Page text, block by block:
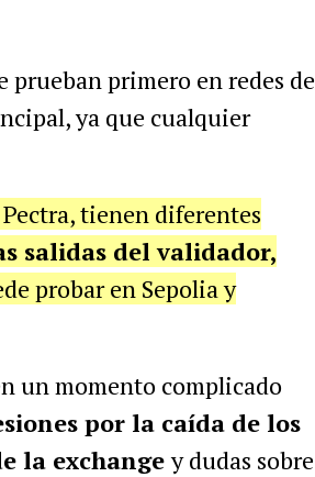
prueban primero en redes de
ya que cualquier
tienen diferentes
salidas del validador,
probar en Sepolia y
un momento complicado
por la caída de los
la exchangey dudas sobre